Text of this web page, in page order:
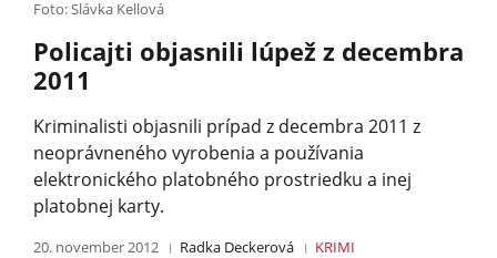
Foto: Slávka Kellová
Policajti objasnili lúpež z decembra
2011
Kriminalisti objasnili prípad z decembra 2011 z
neoprávneného vyrobenia a používania
elektronického platobného prostriedku a inej
platobnej karty.
20. november 2012 Radka Deckerová KRIMI